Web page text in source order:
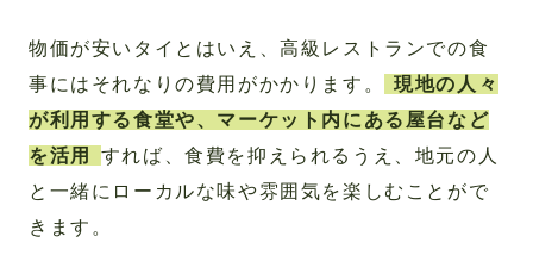
物価が安いタイとはいえ、高級レストランでの食
事にはそれなりの費用がかかります。
現地の人々
が利用する食堂や、マーケット内にある屋台など
を活用
すれば、食費を抑えられるうえ、地元の人
と一緒にローカルな味や雰囲気を楽しむことがで
きます。